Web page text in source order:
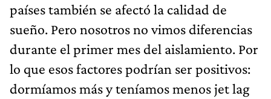
países también se afectó la calidad de
sueño. Pero nosotros no vimos diferencias
durante el primer mes del aislamiento. Por
lo que esos factores podrían ser positivos:
dormíamos más y teníamos menos jet lag